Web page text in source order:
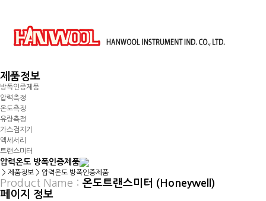
제품정보
방폭인증제품
압력측정
온도측정
유량측정
가스검지기
액세서리
트랜스미터
압력온도 방폭인증제품
> 제품정보 > 압력온도 방폭인증제품
Product Name : 온도트랜스미터 (Honeywell)
페이지 정보